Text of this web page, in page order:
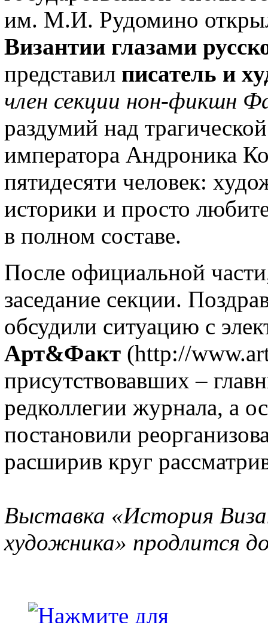
им. М.И. Рудомино
Византии глазами
представил писатель и
член секции нон-фикшн
раздумий над
императора Андроника
пятидесяти человек:
историки и просто
в полном составе.
После официальной
заседание секции.
обсудили ситуацию с
Арт&Факт (http://
присутствовавших –
редколлегии журнала, а
постановили
расширив круг
Выставка «История
художника» продлится